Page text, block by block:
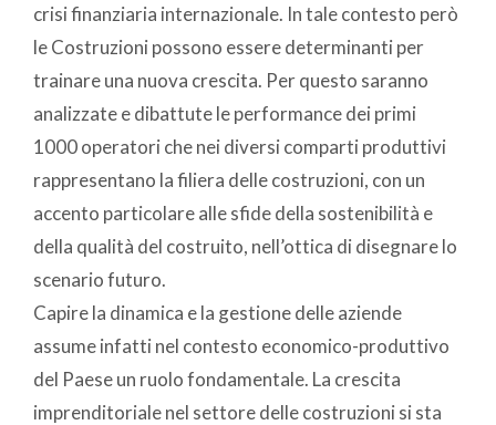
crisi finanziaria internazionale. In tale contesto però
le Costruzioni possono essere determinanti per
trainare una nuova crescita. Per questo saranno
analizzate e dibattute le performance dei primi
1000 operatori che nei diversi comparti produttivi
rappresentano la filiera delle costruzioni, con un
accento particolare alle sfide della sostenibilità e
della qualità del costruito, nell’ottica di disegnare lo
scenario futuro.
Capire la dinamica e la gestione delle aziende
assume infatti nel contesto economico-produttivo
del Paese un ruolo fondamentale. La crescita
imprenditoriale nel settore delle costruzioni si sta